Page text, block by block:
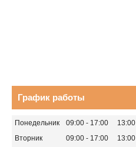
График работы
Понедельник 09:00 17:00 13:00
Вторник
09:00 17:00 13:00